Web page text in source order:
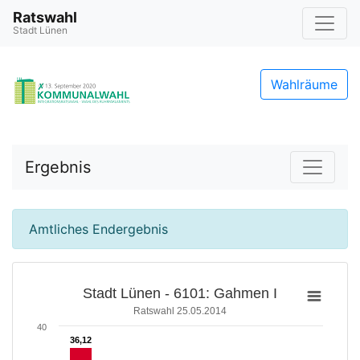
Ratswahl
Stadt Lünen
Wahlräume
Ergebnis
Amtliches Endergebnis
Stadt Lünen - 6101: Gahmen I
Ratswahl 25.05.2014
36,12
36,12
40